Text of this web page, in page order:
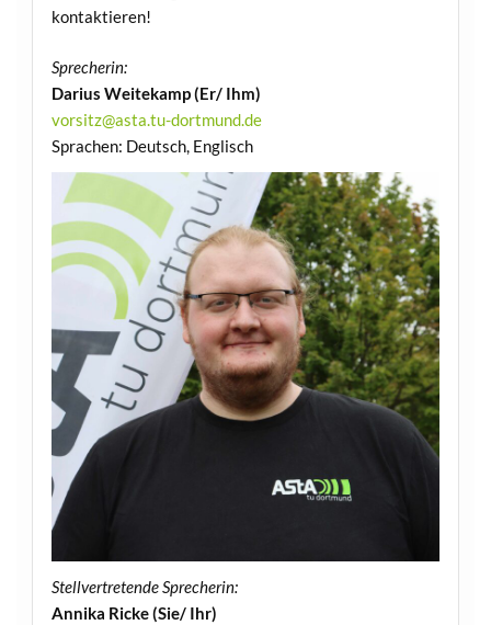
kontaktieren!
Sprecherin:
Darius Weitekamp (Er/ Ihm)
vorsitz@asta.tu-dortmund.de
Sprachen: Deutsch, Englisch
Stellvertretende Sprecherin:
Annika Ricke (Sie/ Ihr)